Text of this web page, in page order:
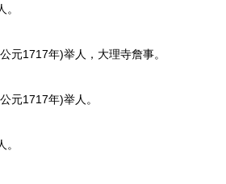
1717年)举人，大理寺詹事。
1717年)举人。